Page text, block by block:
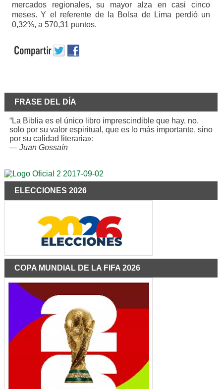
mercados regionales, su mayor alza en casi cinco
meses. Y el referente de la Bolsa de Lima perdió un
0,32%, a 570,31 puntos.
FRASE DEL DÍA
“La Biblia es el único libro imprescindible que hay, no.
solo por su valor espiritual, que es lo más importante, sino
por su calidad literaria»:
— Juan Gossaín
ELECCIONES 2026
COPA MUNDIAL DE LA FIFA 2026